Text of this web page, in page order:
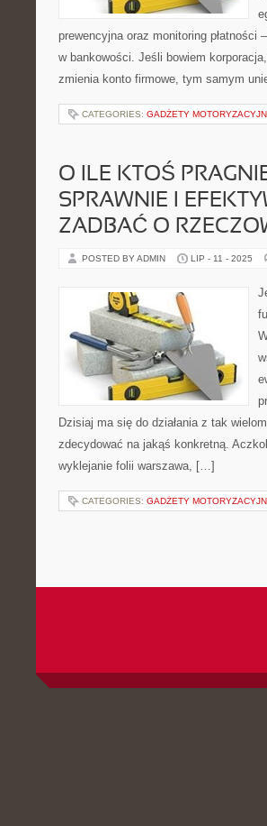
prewencyjna oraz monitoring płatności
w bankowości. Jeśli bowiem
zmienia konto firmowe, tym samym
CATEGORIES: GADŻETY
O ILE KTOŚ
SPRAWNIE I
ZADBAĆ O
POSTED BY ADMIN LIP - 11 - 2025
Dzisiaj ma się do działania z tak
zdecydować na jakąś konkretną.
wyklejanie folii warszawa, […]
CATEGORIES: GADŻETY